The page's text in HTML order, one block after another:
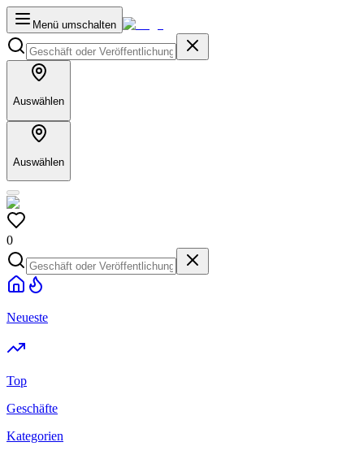
Menü umschalten
Auswählen
Auswählen
0
Neueste
Top
Geschäfte
Kategorien